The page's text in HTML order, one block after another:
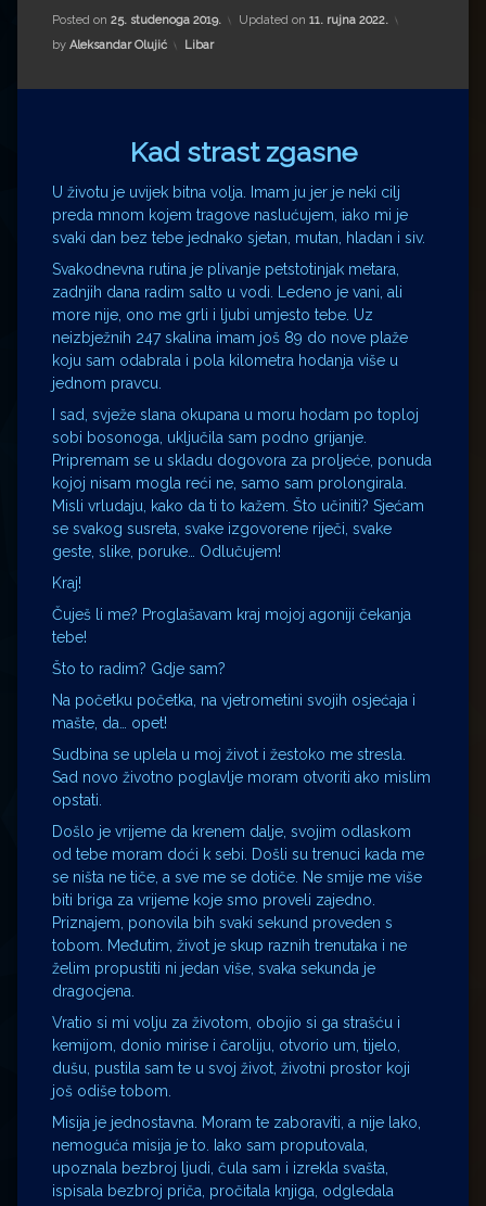
Drugi autori
Drugi autori
Ljiljana Lekanić-Kljaić
Željko Krznarić
Mario Lovreković
Miroslav Šantek
Posted on 25. studenoga 2019. Updated on 11. rujna 2022.
by Aleksandar Olujić Kategorije:
Libar
Kad strast zgasne
U životu je uvijek bitna volja. Imam ju jer je neki cilj
preda mnom kojem tragove naslućujem, iako mi je
svaki dan bez tebe jednako sjetan, mutan, hladan i siv.
Svakodnevna rutina je plivanje petstotinjak metara,
zadnjih dana radim salto u vodi. Ledeno je vani, ali
more nije, ono me grli i ljubi umjesto tebe. Uz
neizbježnih 247 skalina imam još 89 do nove plaže
koju sam odabrala i pola kilometra hodanja više u
jednom pravcu.
I sad, svježe slana okupana u moru hodam po toploj
sobi bosonoga, uključila sam podno grijanje.
Pripremam se u skladu dogovora za proljeće, ponuda
kojoj nisam mogla reći ne, samo sam prolongirala.
Misli vrludaju, kako da ti to kažem. Što učiniti? Sjećam
se svakog susreta, svake izgovorene riječi, svake
geste, slike, poruke… Odlučujem!
Kraj!
Čuješ li me? Proglašavam kraj mojoj agoniji čekanja
tebe!
Što to radim? Gdje sam?
Na početku početka, na vjetrometini svojih osjećaja i
mašte, da… opet!
Sudbina se uplela u moj život i žestoko me stresla.
Sad novo životno poglavlje moram otvoriti ako mislim
opstati.
Došlo je vrijeme da krenem dalje, svojim odlaskom
od tebe moram doći k sebi. Došli su trenuci kada me
se ništa ne tiče, a sve me se dotiče. Ne smije me više
biti briga za vrijeme koje smo proveli zajedno.
Priznajem, ponovila bih svaki sekund proveden s
tobom. Međutim, život je skup raznih trenutaka i ne
želim propustiti ni jedan više, svaka sekunda je
dragocjena.
Vratio si mi volju za životom, obojio si ga strašću i
kemijom, donio mirise i čaroliju, otvorio um, tijelo,
dušu, pustila sam te u svoj život, životni prostor koji
još odiše tobom.
Misija je jednostavna. Moram te zaboraviti, a nije lako,
nemoguća misija je to. Iako sam proputovala,
upoznala bezbroj ljudi, čula sam i izrekla svašta,
ispisala bezbroj priča, pročitala knjiga, odgledala